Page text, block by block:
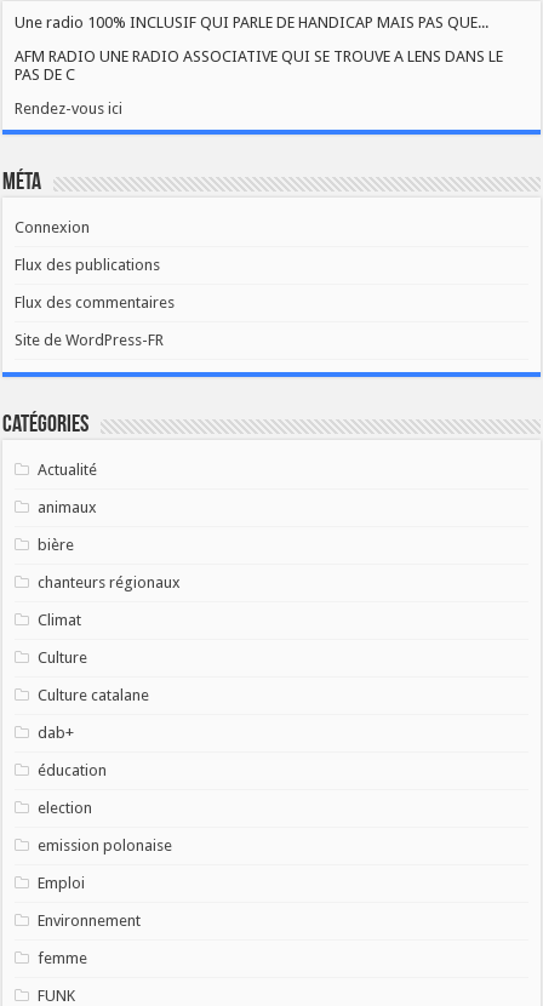
Une radio 100% INCLUSIF QUI PARLE DE HANDICAP MAIS PAS QUE...
AFM RADIO UNE RADIO ASSOCIATIVE QUI SE TROUVE A LENS DANS LE
PAS DE C
Rendez-vous ici
Méta
Connexion
Flux des publications
Flux des commentaires
Site de WordPress-FR
Catégories
Actualité
animaux
bière
chanteurs régionaux
Climat
Culture
Culture catalane
dab+
éducation
election
emission polonaise
Emploi
Environnement
femme
FUNK